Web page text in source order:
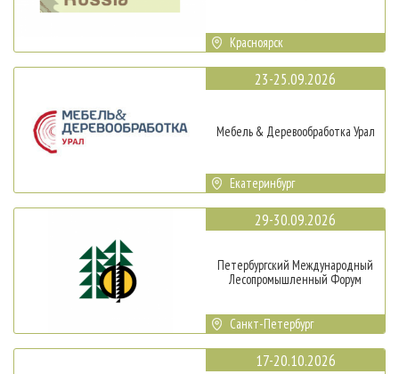
Красноярск
23-25.09.2026
Мебель & Деревообработка Урал
Екатеринбург
29-30.09.2026
Петербургский Международный
Лесопромышленный Форум
Санкт-Петербург
17-20.10.2026